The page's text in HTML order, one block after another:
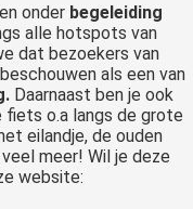
onder begeleiding
alle hotspots van
dat bezoekers van
als een van
Daarnaast ben je ook
o.a langs de grote
eilandje, de ouden
meer! Wil je deze
website: